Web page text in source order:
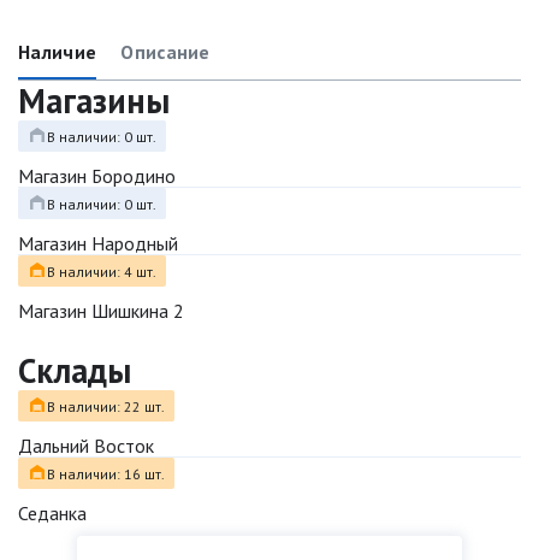
Наличие Описание
Магазины
В наличии: 0 шт.
Магазин Бородино
В наличии: 0 шт.
Магазин Народный
В наличии: 4 шт.
Магазин Шишкина 2
Склады
В наличии: 22 шт.
Дальний Восток
В наличии: 16 шт.
Седанка